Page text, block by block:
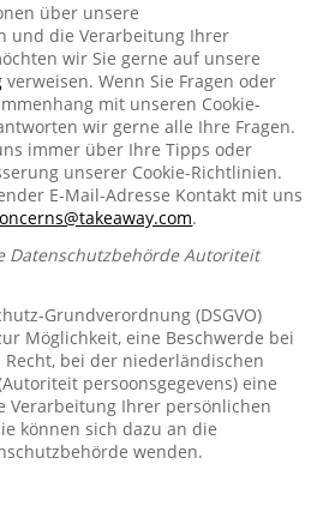
über unsere
und die Verarbeitung Ihrer
wir Sie gerne auf unsere
verweisen. Wenn Sie Fragen oder
mit unseren Cookie-
wir gerne alle Ihre Fragen.
immer über Ihre Tipps oder
unserer Cookie-Richtlinien.
E-Mail-Adresse Kontakt mit uns
.
Datenschutzbehörde Autoriteit
Grundverordnung (DSGVO)
Möglichkeit, eine Beschwerde bei
bei der niederländischen
persoonsgegevens) eine
Verarbeitung Ihrer persönlichen
können sich dazu an die
wenden.